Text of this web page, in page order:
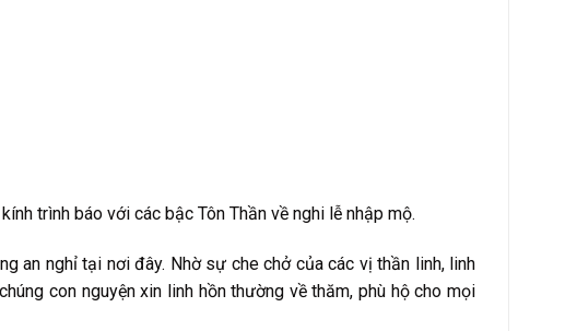
trình báo với các bậc Tôn Thần về nghi lễ nhập mộ.
an nghỉ tại nơi đây. Nhờ sự che chở của các vị thần linh, linh
con nguyện xin linh hồn thường về thăm, phù hộ cho mọi